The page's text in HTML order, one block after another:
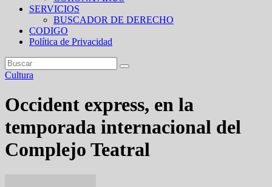
SERVICIOS
BUSCADOR DE DERECHO
CODIGO
Política de Privacidad
Cultura
Occident express, en la
temporada internacional del
Complejo Teatral